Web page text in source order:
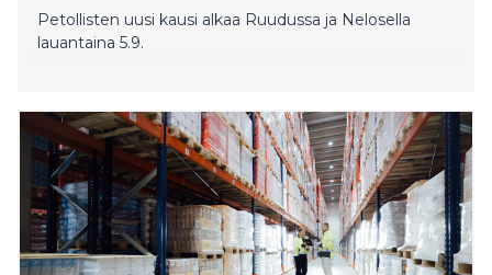
Petollisten uusi kausi alkaa Ruudussa ja Nelosella
lauantaina 5.9.